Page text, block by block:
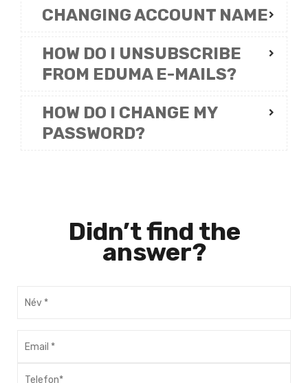
CHANGING ACCOUNT NAME
HOW DO I UNSUBSCRIBE
FROM EDUMA E-MAILS?
HOW DO I CHANGE MY
PASSWORD?
Didn’t find the
answer?